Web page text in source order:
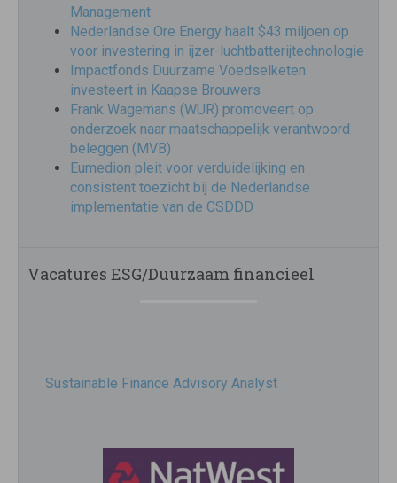
Management
Nederlandse Ore Energy haalt $43 miljoen op
voor investering in ijzer-luchtbatterijtechnologie
Impactfonds Duurzame Voedselketen
investeert in Kaapse Brouwers
Frank Wagemans (WUR) promoveert op
onderzoek naar maatschappelijk verantwoord
beleggen (MVB)
Eumedion pleit voor verduidelijking en
consistent toezicht bij de Nederlandse
implementatie van de CSDDD
Vacatures ESG/Duurzaam financieel